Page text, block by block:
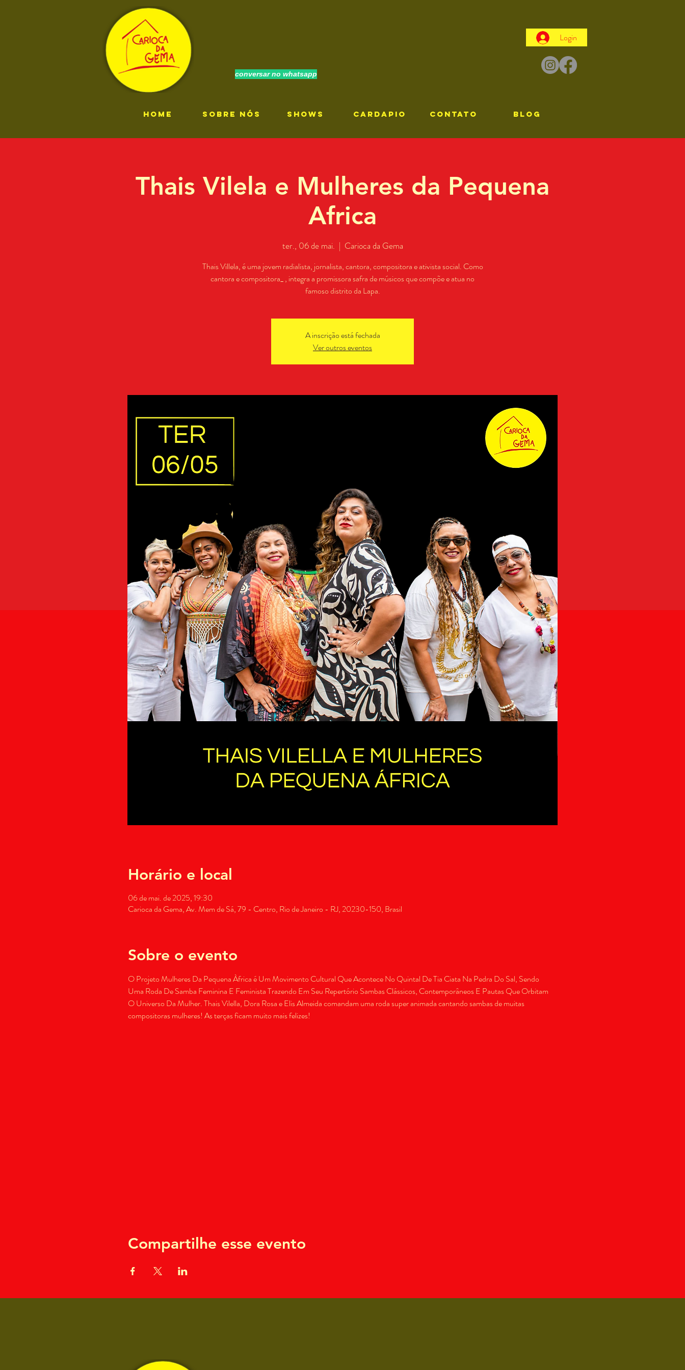
conversar no whatsapp
Login
HOME SOBRE NÓS SHOWS CARDAPIO CONTATO Blog
Thais Vilela e Mulheres da Pequena
Africa
ter., 06 de mai.
  |
Carioca da Gema
Thais Villela, é uma jovem radialista, jornalista, cantora, compositora e ativista social. Como
cantora e compositora_ , integra a promissora safra de músicos que compõe e atua no
famoso distrito da Lapa.
A inscrição está fechada
Ver outros eventos
Horário e local
06 de mai. de 2025, 19:30
Carioca da Gema, Av. Mem de Sá, 79 - Centro, Rio de Janeiro - RJ, 20230-150, Brasil
Sobre o evento
O Projeto Mulheres Da Pequena Àfrica é Um Movimento Cultural Que Acontece No Quintal De Tia Ciata Na Pedra Do Sal, Sendo
Uma Roda De Samba Feminina E Feminista Trazendo Em Seu Repertório Sambas Clássicos, Contemporâneos E Pautas Que Orbitam
O Universo Da Mulher. Thais Vilella, Dora Rosa e Elis Almeida comandam uma roda super animada cantando sambas de muitas
compositoras mulheres! As terças ficam muito mais felizes!
Compartilhe esse evento